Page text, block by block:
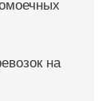
на